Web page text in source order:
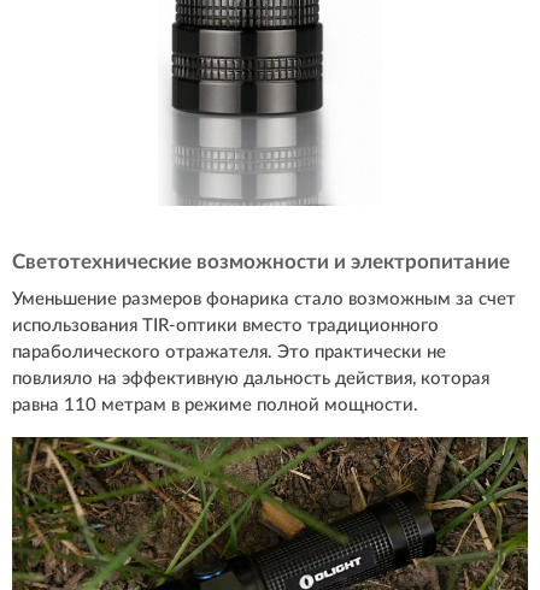
Светотехнические возможности и электропитание
Уменьшение размеров фонарика стало возможным за счет
использования TIR-оптики вместо традиционного
параболического отражателя. Это практически не
повлияло на эффективную дальность действия, которая
равна 110 метрам в режиме полной мощности.